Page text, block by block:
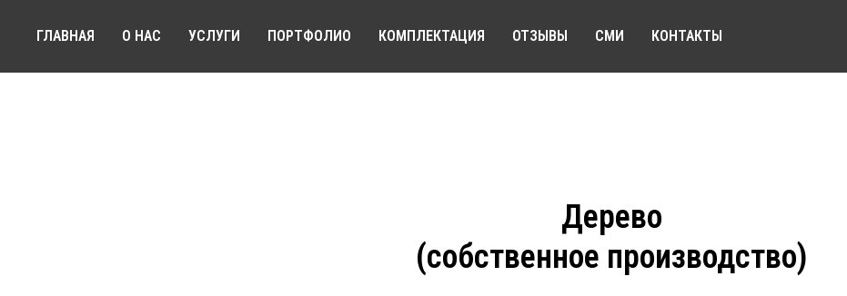
ГЛАВНАЯ О НАС УСЛУГИ ПОРТФОЛИО КОМПЛЕКТАЦИЯ ОТЗЫВЫ СМИ КОНТАКТЫ
Дерево
(собственное производство)